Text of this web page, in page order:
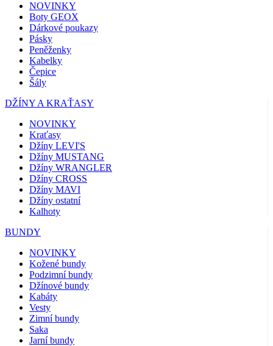
NOVINKY
Boty GEOX
Dárkové poukazy
Pásky
Peněženky
Kabelky
Čepice
Šály
DŽÍNY A KRAŤASY
NOVINKY
Kraťasy
Džíny LEVI'S
Džíny MUSTANG
Džíny WRANGLER
Džíny CROSS
Džíny MAVI
Džíny ostatní
Kalhoty
BUNDY
NOVINKY
Kožené bundy
Podzimní bundy
Džínové bundy
Kabáty
Vesty
Zimní bundy
Saka
Jarní bundy